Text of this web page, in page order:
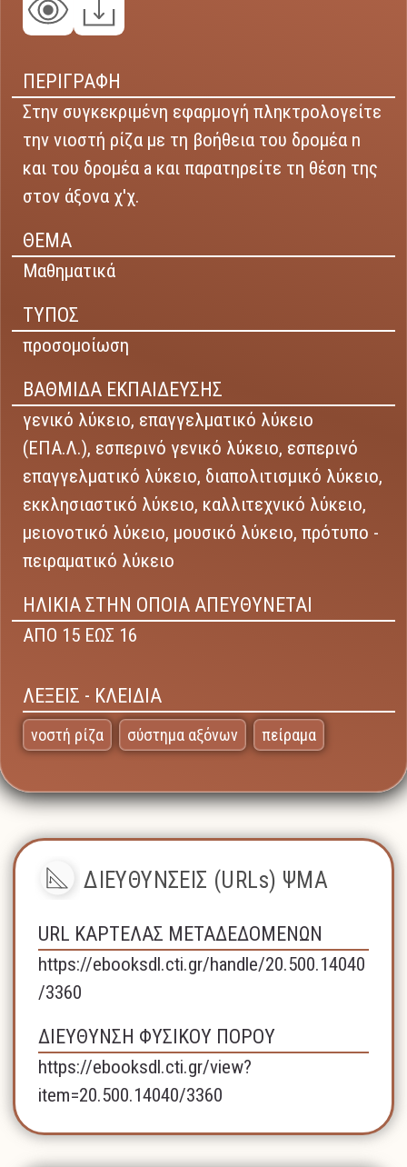
ΠΕΡΙΓΡΑΦΗ
Στην συγκεκριμένη εφαρμογή πληκτρολογείτε
την νιοστή ρίζα με τη βοήθεια του δρομέα n
και του δρομέα a και παρατηρείτε τη θέση της
στον άξονα χ'χ.
ΘΕΜΑ
Μαθηματικά
ΤΥΠΟΣ
προσομοίωση
ΒΑΘΜΙΔΑ ΕΚΠΑΙΔΕΥΣΗΣ
γενικό λύκειο, επαγγελματικό λύκειο
(ΕΠΑ.Λ.), εσπερινό γενικό λύκειο, εσπερινό
επαγγελματικό λύκειο, διαπολιτισμικό λύκειο,
εκκλησιαστικό λύκειο, καλλιτεχνικό λύκειο,
μειονοτικό λύκειο, μουσικό λύκειο,πρότυπο -
πειραματικό λύκειο
ΗΛΙΚΙΑ ΣΤΗΝ ΟΠΟΙΑ ΑΠΕΥΘΥΝΕΤΑΙ
ΑΠΟ 15 ΕΩΣ 16
ΛΕΞΕΙΣ - ΚΛΕΙΔΙΑ
νοστή ρίζα σύστημα αξόνων πείραμα
ΔΙΕΥΘΥΝΣΕΙΣ (URLs) ΨΜΑ
URL ΚΑΡΤΕΛΑΣ ΜΕΤΑΔΕΔΟΜΕΝΩΝ
https://ebooksdl.cti.gr/handle/20.500.14040
/3360
ΔΙΕΥΘΥΝΣΗ ΦΥΣΙΚΟΥ ΠΟΡΟΥ
https://ebooksdl.cti.gr/view?
item=20.500.14040/3360